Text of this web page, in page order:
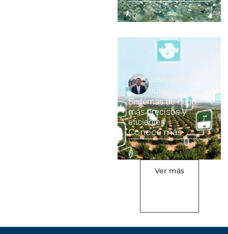
JOSE MARÍA
BUITRAGO
Sistemas de riego
más precisos y
eficientes
Conoce más
Ver más